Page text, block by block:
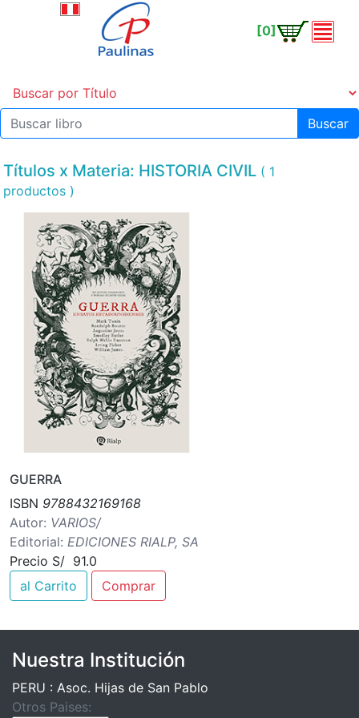
[0]
Buscar
Títulos x Materia: HISTORIA CIVIL ( 1
productos )
GUERRA
ISBN 9788432169168
Autor: VARIOS/
Editorial: EDICIONES RIALP, SA
Precio S/ 91.0
al Carrito
Comprar
Nuestra Institución
PERU : Asoc. Hijas de San Pablo
Otros Paises: